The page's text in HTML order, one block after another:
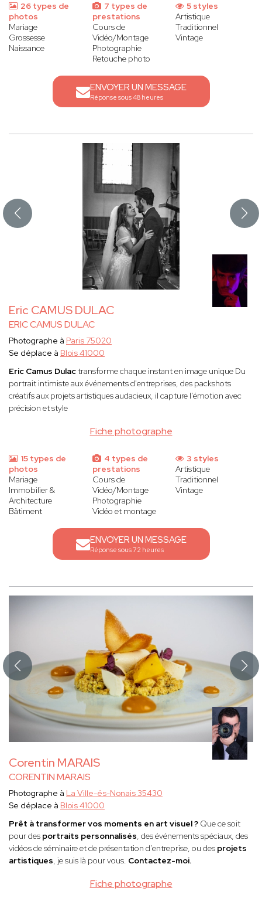
26 types de
photos
Mariage
Grossesse
Naissance
7 types de
prestations
Cours de
Vidéo/Montage
Photographie
Retouche photo
5 styles
Artistique
Traditionnel
Vintage
ENVOYER UN MESSAGE
Réponse sous 48 heures
Eric CAMUS DULAC
ERIC CAMUS DULAC
Fiche photographe
Photographe à Paris 75020
Se déplace à Blois 41000
Eric Camus Dulactransforme chaque instant en image unique Du
portrait intimiste aux événements d'entreprises, des packshots
créatifs aux projets artistiques audacieux, il capture l'émotion avec
précision et style
15 types de
photos
Mariage
Immobilier &
Architecture
Bâtiment
4 types de
prestations
Cours de
Vidéo/Montage
Photographie
Vidéo et montage
3 styles
Artistique
Traditionnel
Vintage
ENVOYER UN MESSAGE
Réponse sous 72 heures
Corentin MARAIS
CORENTIN MARAIS
Fiche photographe
Photographe à La Ville-és-Nonais 35430
Se déplace à Blois 41000
Prêt à transformer vos moments en art visuel ? Que ce soit
pour des portraits personnalisés, des événements spéciaux, des
vidéos de séminaire et de présentation d’entreprise, ou des projets
artistiques, je suis là pour vous. Contactez-moi.